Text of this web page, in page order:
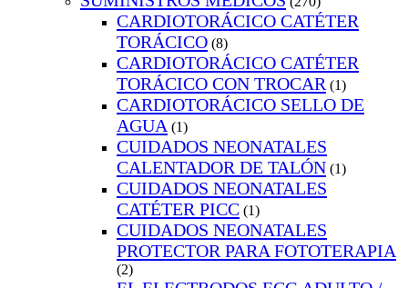
CARDIOTORÁCICO CATÉTER
TORÁCICO (8)
CARDIOTORÁCICO CATÉTER
TORÁCICO CON TROCAR (1)
CARDIOTORÁCICO SELLO DE
AGUA (1)
CUIDADOS NEONATALES
CALENTADOR DE TALÓN (1)
CUIDADOS NEONATALES
CATÉTER PICC (1)
CUIDADOS NEONATALES
PROTECTOR PARA FOTOTERAPIA
(2)